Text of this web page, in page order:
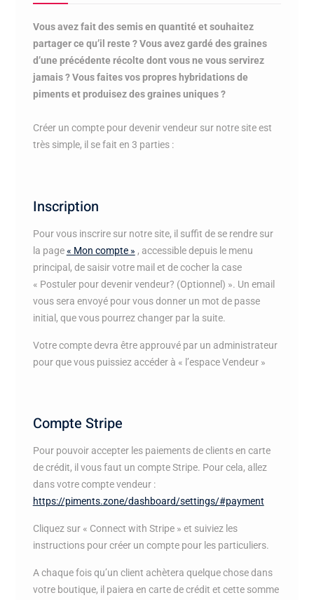
Vous avez fait des semis en quantité et souhaitez
partager ce qu’il reste ? Vous avez gardé des graines
d’une précédente récolte dont vous ne vous servirez
jamais ? Vous faites vos propres hybridations de
piments et produisez des graines uniques ?
Créer un compte pour devenir vendeur sur notre site est
très simple, il se fait en 3 parties :
Inscription
Pour vous inscrire sur notre site, il suffit de se rendre sur
la page« Mon compte » , accessible depuis le menu
principal, de saisir votre mail et de cocher la case
« Postuler pour devenir vendeur? (Optionnel) ». Un email
vous sera envoyé pour vous donner un mot de passe
initial, que vous pourrez changer par la suite.
Votre compte devra être approuvé par un administrateur
pour que vous puissiez accéder à « l’espace Vendeur »
Compte Stripe
Pour pouvoir accepter les paiements de clients en carte
de crédit, il vous faut un compte Stripe. Pour cela, allez
dans votre compte vendeur :
https://piments.zone/dashboard/settings/#payment
Cliquez sur « Connect with Stripe » et suiviez les
instructions pour créer un compte pour les particuliers.
A chaque fois qu’un client achètera quelque chose dans
votre boutique, il paiera en carte de crédit et cette somme